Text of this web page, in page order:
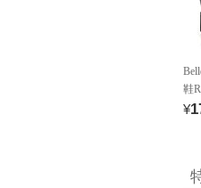
鞋
¥